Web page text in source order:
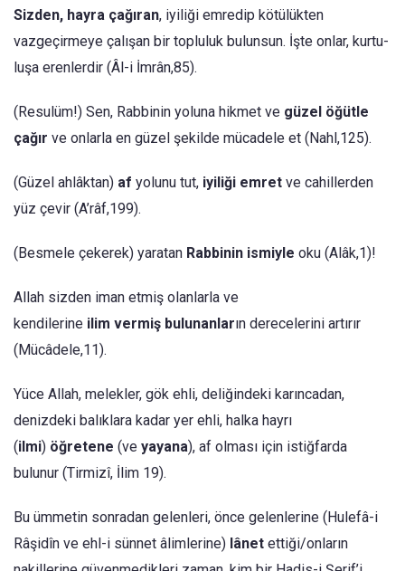
Sizden, hayra çağıran, iyiliği emredip kötülükten
vazgeçirmeye çalışan bir topluluk bulunsun. İşte onlar, kurtu­
luşa erenlerdir (Âl-i İmrân,85).
(Resulüm!) Sen, Rabbinin yoluna hikmet ve güzel öğütle
çağır ve onlarla en güzel şekilde mücadele et (Nahl,125).
(Güzel ahlâktan) af yolunu tut, iyiliği emret ve cahillerden
yüz çevir (A’râf,199).
(Besmele çekerek) yaratan Rabbinin ismiyle oku (Alâk,1)!
Allah sizden iman etmiş olanlarla ve
kendilerine ilim vermiş bulunanların derecelerini artırır
(Mücâdele,11).
Yüce Allah, melekler, gök ehli, deliğindeki karıncadan,
denizdeki balıklara kadar yer ehli, halka hayrı
(ilmi) öğretene (ve yayana), af olması için istiğfarda
bulunur (Tirmizî, İlim 19).
Bu ümmetin sonradan gelenleri, önce gelenlerine (Hulefâ-i
Râşidîn ve ehl-i sünnet âlimlerine) lânet ettiği/onların